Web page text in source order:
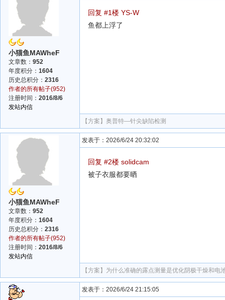
小猫鱼MAWheF
文章数： 952
年度积分： 1604
历史总积分： 2316
作者的所有帖子(952)
注册时间： 2016/8/6
发站内信
回复 #1楼 YS-W
鱼都上浮了
【方案】 奥普特—针尖缺陷检测
小猫鱼MAWheF
文章数： 952
年度积分： 1604
历史总积分： 2316
作者的所有帖子(952)
注册时间： 2016/8/6
发站内信
发表于：2026/6/24 20:32:02
回复 #2楼 solidcam
被子衣服都要晒
【方案】 为什么准确的露点测量是优化阴极干燥和电
发表于：2026/6/24 21:15:05